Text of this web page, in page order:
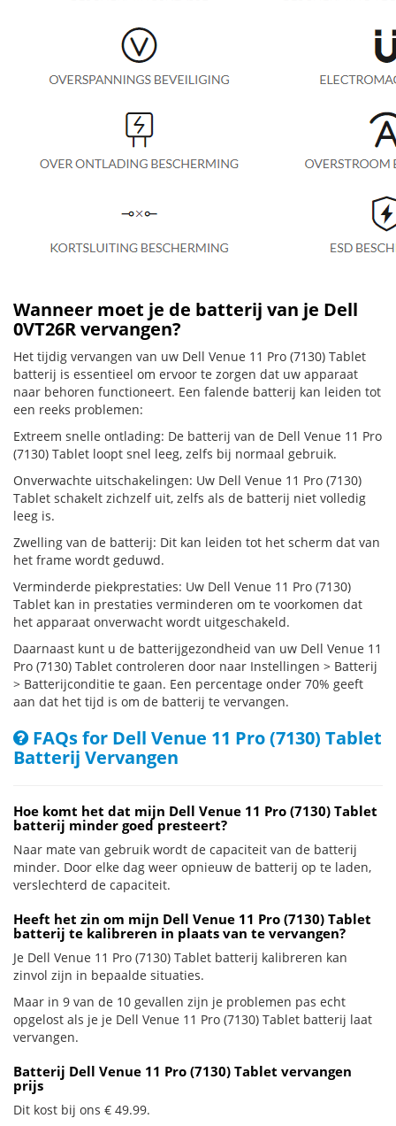
Wanneer moet je de batterij van je Dell
0VT26R vervangen?
Het tijdig vervangen van uw Dell Venue 11 Pro (7130) Tablet
batterij is essentieel om ervoor te zorgen dat uw apparaat
naar behoren functioneert. Een falende batterij kan leiden tot
een reeks problemen:
Extreem snelle ontlading: De batterij van de Dell Venue 11 Pro
(7130) Tablet loopt snel leeg, zelfs bij normaal gebruik.
Onverwachte uitschakelingen: Uw Dell Venue 11 Pro (7130)
Tablet schakelt zichzelf uit, zelfs als de batterij niet volledig
leeg is.
Zwelling van de batterij: Dit kan leiden tot het scherm dat van
het frame wordt geduwd.
Verminderde piekprestaties: Uw Dell Venue 11 Pro (7130)
Tablet kan in prestaties verminderen om te voorkomen dat
het apparaat onverwacht wordt uitgeschakeld.
Daarnaast kunt u de batterijgezondheid van uw Dell Venue 11
Pro (7130) Tablet controleren door naar Instellingen > Batterij
> Batterijconditie te gaan. Een percentage onder 70% geeft
aan dat het tijd is om de batterij te vervangen.
FAQs for Dell Venue 11 Pro (7130) Tablet
Batterij Vervangen
Hoe komt het dat mijn Dell Venue 11 Pro (7130) Tablet
batterij minder goed presteert?
Naar mate van gebruik wordt de capaciteit van de batterij
minder. Door elke dag weer opnieuw de batterij op te laden,
verslechterd de capaciteit.
Heeft het zin om mijn Dell Venue 11 Pro (7130) Tablet
batterij te kalibreren in plaats van te vervangen?
Je Dell Venue 11 Pro (7130) Tablet batterij kalibreren kan
zinvol zijn in bepaalde situaties.
Maar in 9 van de 10 gevallen zijn je problemen pas echt
opgelost als je je Dell Venue 11 Pro (7130) Tablet batterij laat
vervangen.
Batterij Dell Venue 11 Pro (7130) Tablet vervangen
prijs
Dit kost bij ons € 49.99.